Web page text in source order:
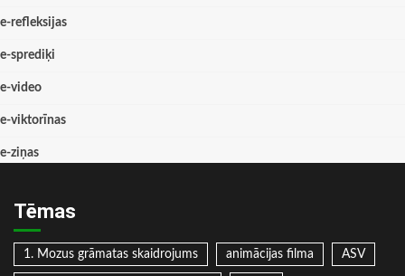
e-refleksijas
e-sprediķi
e-video
e-viktorīnas
e-ziņas
Tēmas
1. Mozus grāmatas skaidrojums animācijas filma ASV